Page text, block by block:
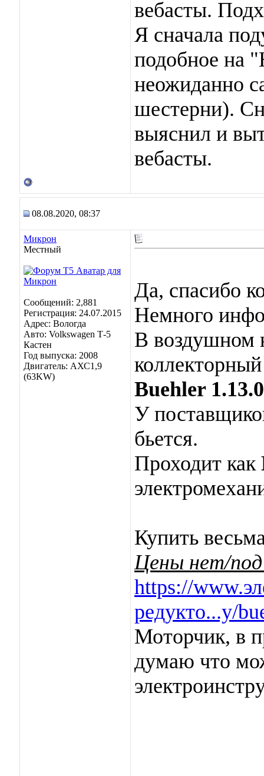
вебасты.
Я сначала
подобное на
неожиданно
шестерни).
выяснил и
вебасты.
08.08.2020, 08:37
Микрон
Местный
Сообщений: 2,881
Регистрация: 24.07.2015
Адрес: Вологда
Авто: Volkswagen Т-5
Кастен
Год выпуска: 2008
Двигатель: АХС1,9
(63KW)
Да, спасибо
Немного
В воздушном
Buehler
У
бьется.
Проходит как
Купить
Цены нет/
https://
редукто...y/
Моторчик, в
думаю что